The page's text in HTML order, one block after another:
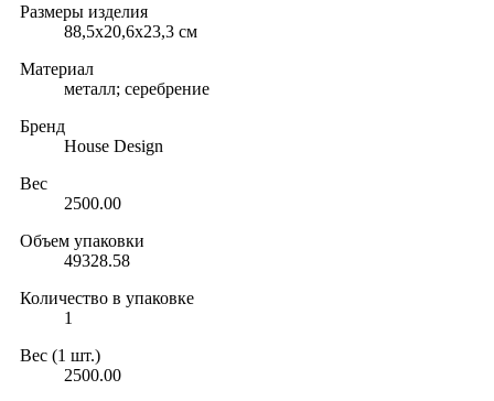
Размеры изделия
88,5х20,6х23,3 см
Материал
металл; серебрение
Бренд
House Design
Вес
2500.00
Объем упаковки
49328.58
Количество в упаковке
1
Вес (1 шт.)
2500.00